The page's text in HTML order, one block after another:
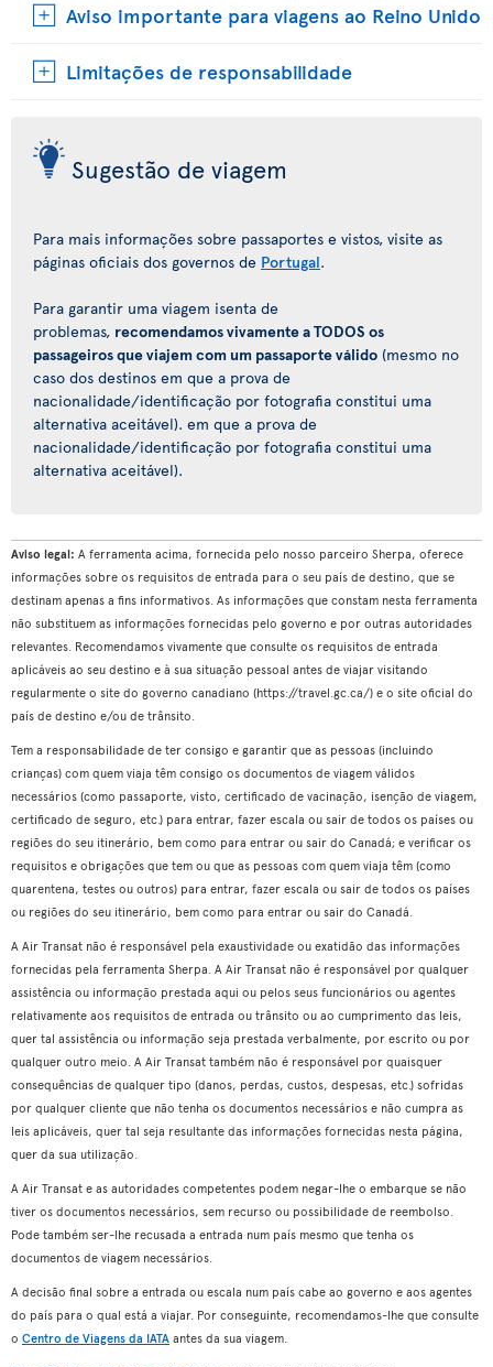
Aviso importante para viagens ao Reino Unido
Limitações de responsabilidade
Sugestão de viagem
Para mais informações sobre passaportes e vistos, visite as
páginas oficiais dos governos de Portugal.
Para garantir uma viagem isenta de
problemas, recomendamos vivamente a TODOS os
passageiros que viajem com um passaporte válido (mesmo no
caso dos destinos em que a prova de
nacionalidade/identificação por fotografia constitui uma
alternativa aceitável). em que a prova de
nacionalidade/identificação por fotografia constitui uma
alternativa aceitável).
Aviso legal: A ferramenta acima, fornecida pelo nosso parceiro Sherpa, oferece
informações sobre os requisitos de entrada para o seu país de destino, que se
destinam apenas a fins informativos. As informações que constam nesta ferramenta
não substituem as informações fornecidas pelo governo e por outras autoridades
relevantes. Recomendamos vivamente que consulte os requisitos de entrada
aplicáveis ao seu destino e à sua situação pessoal antes de viajar visitando
regularmente o site do governo canadiano (https://travel.gc.ca/) e o site oficial do
país de destino e/ou de trânsito.
Tem a responsabilidade de ter consigo e garantir que as pessoas (incluindo
crianças) com quem viaja têm consigo os documentos de viagem válidos
necessários (como passaporte, visto, certificado de vacinação, isenção de viagem,
certificado de seguro, etc.) para entrar, fazer escala ou sair de todos os países ou
regiões do seu itinerário, bem como para entrar ou sair do Canadá; e verificar os
requisitos e obrigações que tem ou que as pessoas com quem viaja têm (como
quarentena, testes ou outros) para entrar, fazer escala ou sair de todos os países
ou regiões do seu itinerário, bem como para entrar ou sair do Canadá.
A Air Transat não é responsável pela exaustividade ou exatidão das informações
fornecidas pela ferramenta Sherpa. A Air Transat não é responsável por qualquer
assistência ou informação prestada aqui ou pelos seus funcionários ou agentes
relativamente aos requisitos de entrada ou trânsito ou ao cumprimento das leis,
quer tal assistência ou informação seja prestada verbalmente, por escrito ou por
qualquer outro meio. A Air Transat também não é responsável por quaisquer
consequências de qualquer tipo (danos, perdas, custos, despesas, etc.) sofridas
por qualquer cliente que não tenha os documentos necessários e não cumpra as
leis aplicáveis, quer tal seja resultante das informações fornecidas nesta página,
quer da sua utilização.
A Air Transat e as autoridades competentes podem negar-lhe o embarque se não
tiver os documentos necessários, sem recurso ou possibilidade de reembolso.
Pode também ser-lhe recusada a entrada num país mesmo que tenha os
documentos de viagem necessários.
A decisão final sobre a entrada ou escala num país cabe ao governo e aos agentes
do país para o qual está a viajar. Por conseguinte, recomendamos-lhe que consulte
o Centro de Viagens da IATA antes da sua viagem.